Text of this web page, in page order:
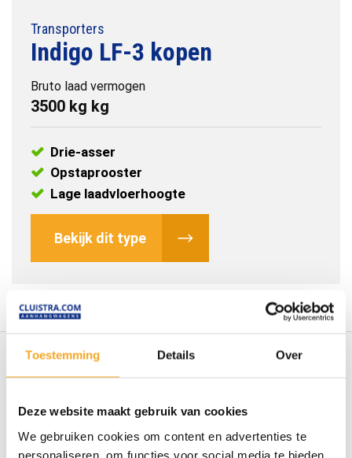
Toestemming Details Over
Deze website maakt gebruik van cookies
We gebruiken cookies om content en advertenties te
personaliseren, om functies voor social media te bieden
Transporters
Indigo LF-3 kopen
Bruto laad vermogen
3500 kg kg
Drie-asser
Opstaprooster
Lage laadvloerhoogte
Bekijk dit type
Duurzaam
Wij leveren materiaal dat
Kwaliteit
Materiaal van goede